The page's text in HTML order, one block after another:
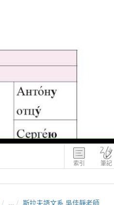
索引 筆記
... 斯拉夫語文系 吳佳靜老師